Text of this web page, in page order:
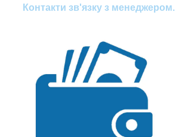
Контакти зв'язку з менеджером.